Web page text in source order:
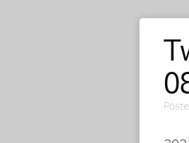
바
포스